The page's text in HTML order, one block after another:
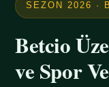
SEZON 2026 ·
Betcio
ve Spor